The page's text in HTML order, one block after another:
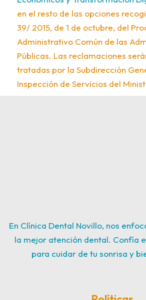
en el resto de las opciones
39/ 2015, de 1 de octubre, del
Administrativo Común de las
Públicas. Las reclamaciones
tratadas por la Subdirección
Inspección de Servicios del
En Clínica Dental Novillo, nos
la mejor atención dental. Confía
para cuidar de tu sonrisa y